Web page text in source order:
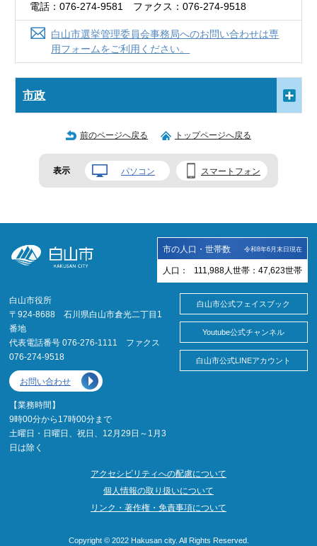
電話：076-274-9581 ファクス：076-274-9518
白山市選挙管理委員会事務局へのお問い合わせは専
用フォームをご利用ください。
市政
前のページへ戻る トップページへ戻る
表示 パソコン スマートフォン
市の人口・世帯数 令和8年6月末日現在
人口： 111,988 人 世帯： 47,623世帯
白山市役所
〒924-8688 石川県白山市倉光二丁目1
番地
代表電話番号 076-276-1111 ファクス
076-274-9518
お問い合わせ
【業務時間】
9時00分から17時00分まで
土曜日・日曜日、祝日、12月29日～1月3
日は除く
白山市公式フェイスブック
Youtube公式チャンネル
白山市公式LINEアカウント
アクセシビリティへの配慮について
個人情報の取り扱いについて
リンク・著作権・免責事項について
Copyright © 2022 Hakusan city. All Rights Reserved.